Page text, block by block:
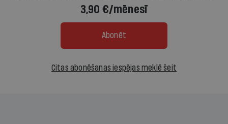
3,90 €/mēnesī
Abonēt
Citas abonēšanas iespējas meklē šeit